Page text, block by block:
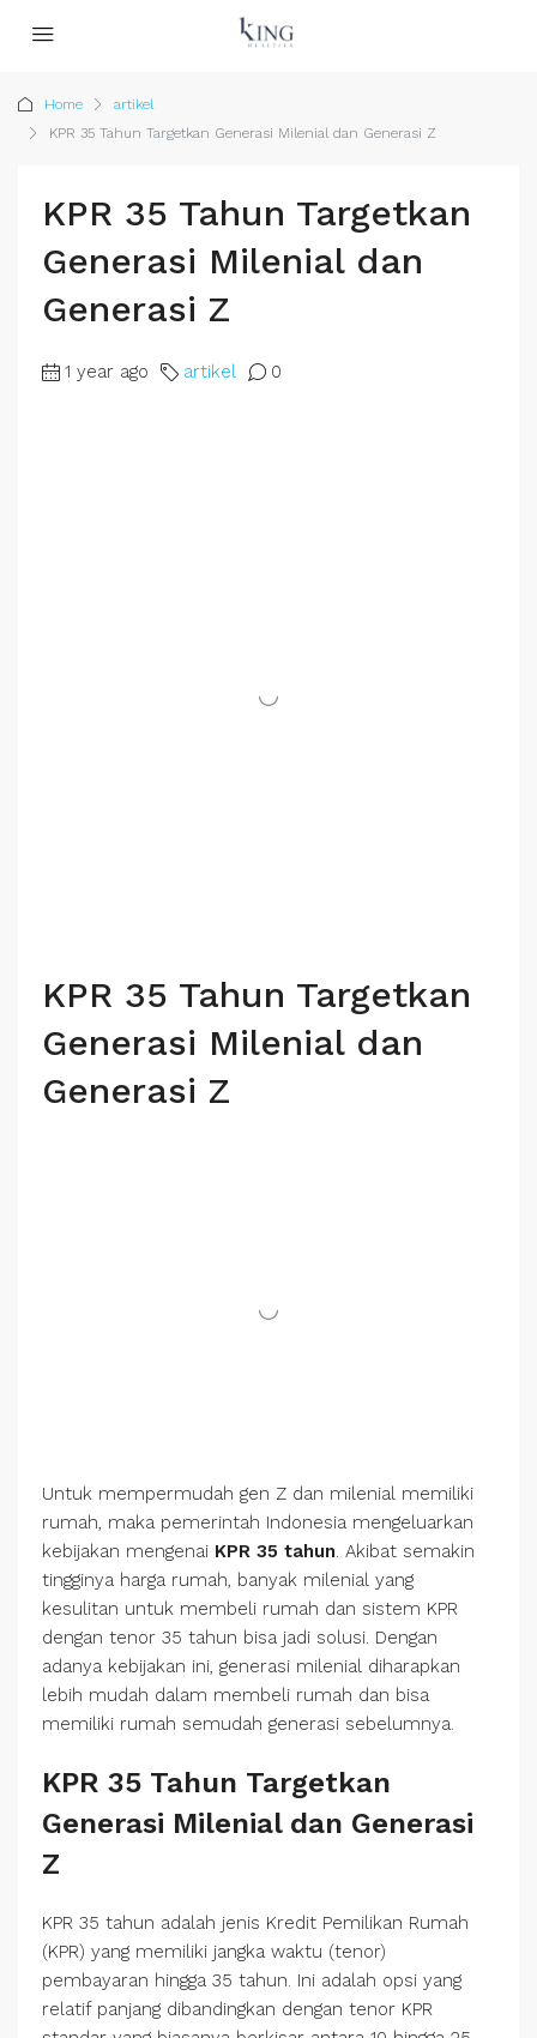
Home
artikel
KPR 35 Tahun Targetkan Generasi Milenial dan Generasi Z
KPR 35 Tahun Targetkan
Generasi Milenial dan
Generasi Z
1 year ago artikel 0
KPR 35 Tahun Targetkan
Generasi Milenial dan
Generasi Z
Untuk mempermudah gen Z dan milenial memiliki
rumah, maka pemerintah Indonesia mengeluarkan
kebijakan mengenai KPR 35 tahun . Akibat semakin
tingginya harga rumah, banyak milenial yang
kesulitan untuk membeli rumah dan sistem KPR
dengan tenor 35 tahun bisa jadi solusi. Dengan
adanya kebijakan ini, generasi milenial diharapkan
lebih mudah dalam membeli rumah dan bisa
memiliki rumah semudah generasi sebelumnya.
KPR 35 Tahun Targetkan
Generasi Milenial dan Generasi
Z
KPR 35 tahun adalah jenis Kredit Pemilikan Rumah
(KPR) yang memiliki jangka waktu (tenor)
pembayaran hingga 35 tahun. Ini adalah opsi yang
relatif panjang dibandingkan dengan tenor KPR